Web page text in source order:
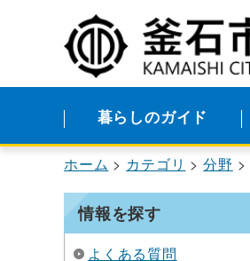
暮らしのガイド
ホーム カテゴリ 分野
情報を探す
よくある質問